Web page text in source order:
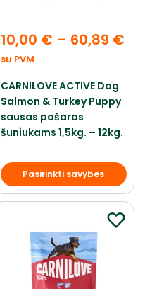
10,00 € – 60,89 €
su PVM
CARNILOVE ACTIVE Dog
Salmon & Turkey Puppy
sausas pašaras
šuniukams 1,5kg. – 12kg.
Pasirinkti savybes